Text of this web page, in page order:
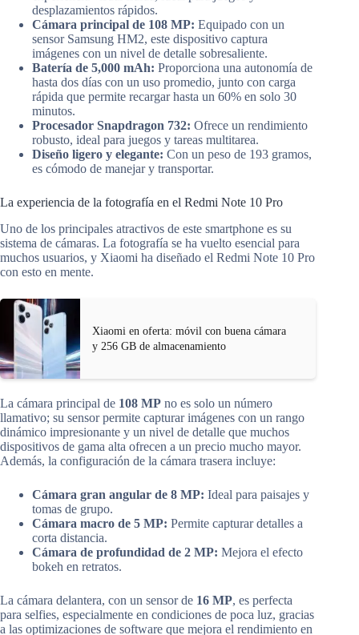
desplazamientos rápidos.
Cámara principal de 108 MP: Equipado con un
sensor Samsung HM2, este dispositivo captura
imágenes con un nivel de detalle sobresaliente.
Batería de 5,000 mAh: Proporciona una autonomía de
hasta dos días con un uso promedio, junto con carga
rápida que permite recargar hasta un 60% en solo 30
minutos.
Procesador Snapdragon 732: Ofrece un rendimiento
robusto, ideal para juegos y tareas multitarea.
Diseño ligero y elegante: Con un peso de 193 gramos,
es cómodo de manejar y transportar.
La experiencia de la fotografía en el Redmi Note 10 Pro
Uno de los principales atractivos de este smartphone es su
sistema de cámaras. La fotografía se ha vuelto esencial para
muchos usuarios, y Xiaomi ha diseñado el Redmi Note 10 Pro
con esto en mente.
Xiaomi en oferta: móvil con buena cámara
y 256 GB de almacenamiento
La cámara principal de 108 MP no es solo un número
llamativo; su sensor permite capturar imágenes con un rango
dinámico impresionante y un nivel de detalle que muchos
dispositivos de gama alta ofrecen a un precio mucho mayor.
Además, la configuración de la cámara trasera incluye:
Cámara gran angular de 8 MP: Ideal para paisajes y
tomas de grupo.
Cámara macro de 5 MP: Permite capturar detalles a
corta distancia.
Cámara de profundidad de 2 MP: Mejora el efecto
bokeh en retratos.
La cámara delantera, con un sensor de 16 MP, es perfecta
para selfies, especialmente en condiciones de poca luz, gracias
a las optimizaciones de software que mejora el rendimiento en